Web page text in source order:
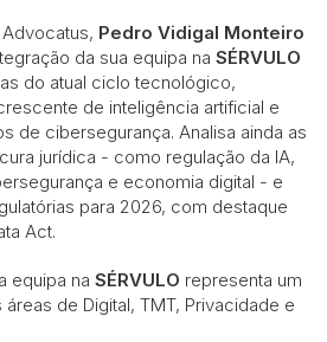
Pedro Vidigal Monteiro
da sua equipa na SÉRVULO
do atual ciclo tecnológico,
de inteligência artificial e
de cibersegurança. Analisa ainda as
jurídica - como regulação da IA,
e economia digital - e
para 2026, com destaque
Act.
equipa na SÉRVULO representa um
de Digital, TMT, Privacidade e